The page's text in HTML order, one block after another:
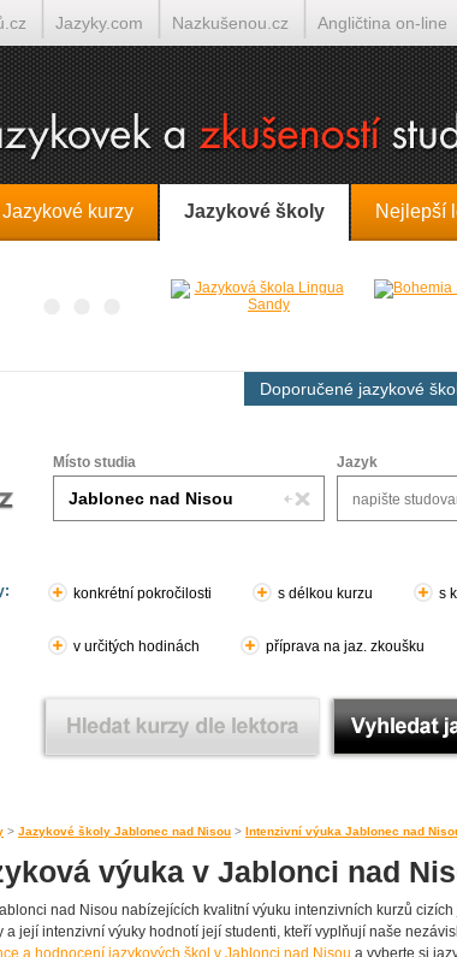
Jazykové kurzy Jazykové školy Nejlepší
Doporučené jazykové
Místo studia Jazyk
konkrétní pokročilosti s délkou kurzu s
v určitých hodinách příprava na jaz. zkoušku
> Jazykové školy Jablonec nad Nisou > Intenzivní výuka Jablonec nad
výuka v Jablonci nad
nad Nisou nabízejících kvalitní výuku intenzivních kurzů cizích
a její intenzivní výuky hodnotí její studenti, kteří vyplňují naše
a hodnocení jazykových škol v Jablonci nad Nisou a vyberte si
Jazyky.com Nazkušenou.cz Angličtina on-line
Tlumočí.cz